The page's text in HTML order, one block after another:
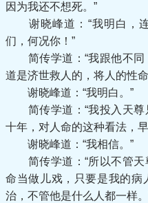
因为我还不想死。”
谢晓峰道：“我明白，连
们，何况你！”
简传学道：“我跟他不同
道是济世救人的，将人的性
谢晓峰道：“我明白。”
简传学道：“我投入天尊
十年，对人命的这种看法，
谢晓峰道：“我相信。”
简传学道：“所以不管天
命当做儿戏，只要是我的病
治，不管他是什么人都一样。